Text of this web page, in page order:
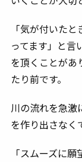
「気が付いた
ってます」と言
を頂くことがあ
たり前です。
川の流れを急激
を作り出さなく
「スムーズに